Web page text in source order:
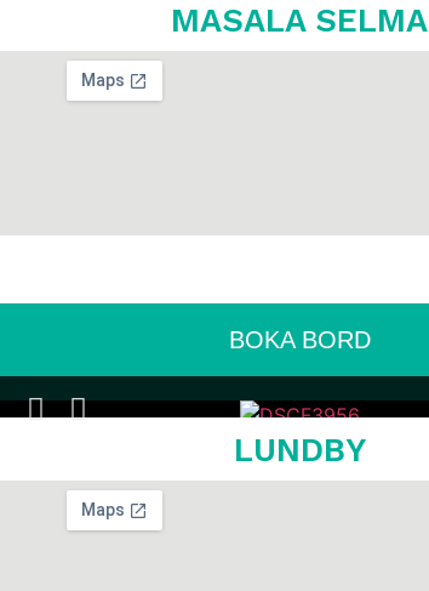
MASALA SELMA
BOKA BORD
LUNDBY